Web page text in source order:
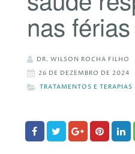
nas
DR. WILSON ROCHA FILHO
26 DE DEZEMBRO DE 2024
TRATAMENTOS E TERAPIAS